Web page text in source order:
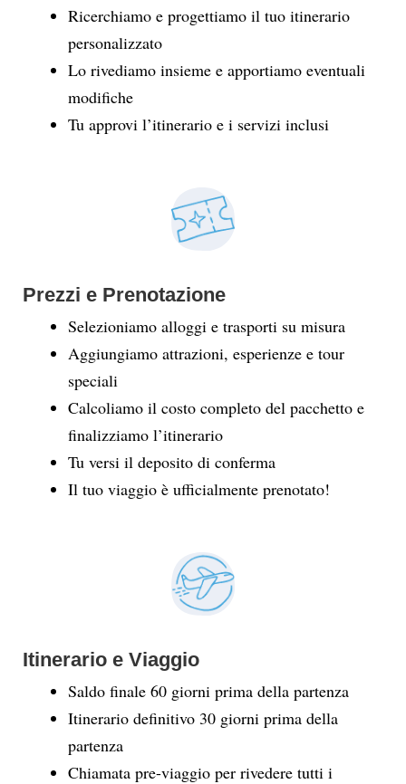
Ricerchiamo e progettiamo il tuo itinerario
personalizzato
Lo rivediamo insieme e apportiamo eventuali
modifiche
Tu approvi l’itinerario e i servizi inclusi
Prezzi e Prenotazione
Selezioniamo alloggi e trasporti su misura
Aggiungiamo attrazioni, esperienze e tour
speciali
Calcoliamo il costo completo del pacchetto e
finalizziamo l’itinerario
Tu versi il deposito di conferma
Il tuo viaggio è ufficialmente prenotato!
Itinerario e Viaggio
Saldo finale 60 giorni prima della partenza
Itinerario definitivo 30 giorni prima della
partenza
Chiamata pre-viaggio per rivedere tutti i